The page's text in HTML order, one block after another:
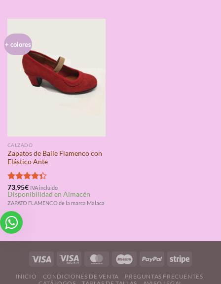
+ colores
CALZADO
Zapatos de Baile Flamenco con
Elástico Ante
Valorado
con4.33
de 5
73,95€ IVA incluido
Disponibilidad en Almacén
ZAPATO FLAMENCO de la marca Malaca
INICIO CONDICIONES DE VENTA
PREGUNTAS FRECUENTES